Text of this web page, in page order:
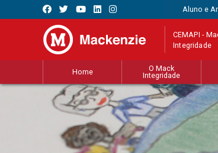
Aluno e
CEMAPI -
Integridade
Home
O Mack
Integridade